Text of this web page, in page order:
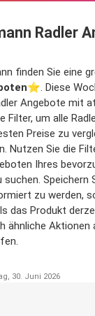
Radler
finden Sie eine
⭐️. Diese
Angebote mit
Filter, um alle
Preise zu
Nutzen Sie die
Ihres
Speichern
zu werden,
das Produkt
ähnliche
30. Juni 2026